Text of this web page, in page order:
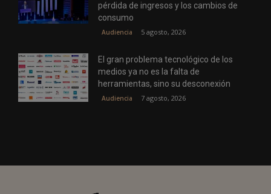
pérdida de ingresos y los cambios de
consumo
Audiencia 5 agosto, 2026
El gran problema tecnológico de los
medios ya no es la falta de
herramientas, sino su desconexión
Audiencia 7 agosto, 2026